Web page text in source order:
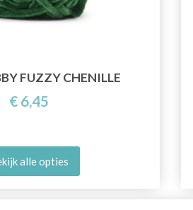
FUZZY CHENILLE
€ 6,45
alle opties